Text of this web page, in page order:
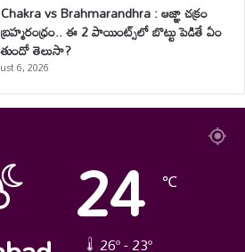
vs Brahmarandhra : ఆజ్ఞా చక్రం
ఈ 2 పాయింట్స్‌లో బొట్టు పెడితే ఏం
తెలుసా?
6, 2026
24 ℃
26º - 23º